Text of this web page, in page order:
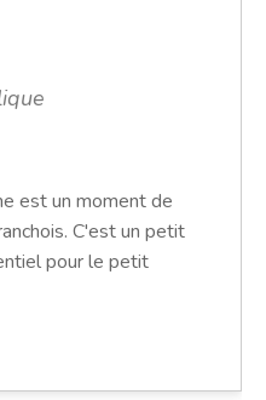
est un moment de
C'est un petit
pour le petit